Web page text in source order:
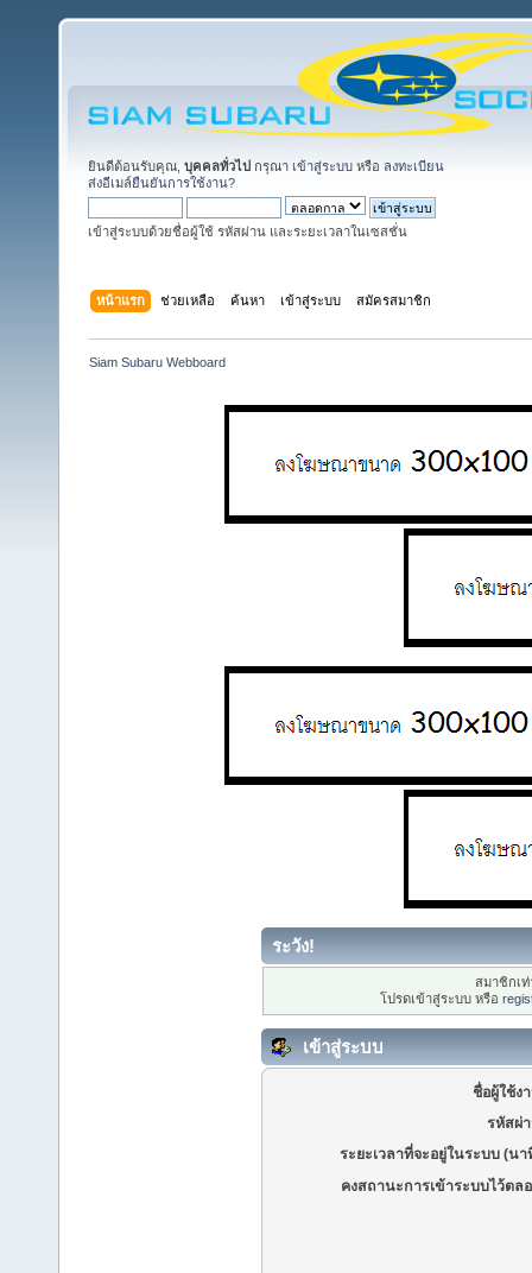
ยินดีต้อนรับคุณ, บุคคลทั่วไป กรุณา เข้าสู่ระบบ หรือ ลงทะเบียน
ส่งอีเมล์ยืนยันการใช้งาน?
เข้าสู่ระบบด้วยชื่อผู้ใช้ รหัสผ่าน และระยะเวลาในเซสชั่น
หน้าแรก ช่วยเหลือ ค้นหา เข้าสู่ระบบ สมัครสมาชิก
Siam Subaru Webboard
ระวัง!
สมาชิกเ
โปรดเข้าสู่ระบบ หรือ
เข้าสู่ระบบ
ชื่อผู้ใช้ง
รหัสผ่
ระยะเวลาที่จะอยู่ในระบบ (นา
คงสถานะการเข้าระบบไว้ตล